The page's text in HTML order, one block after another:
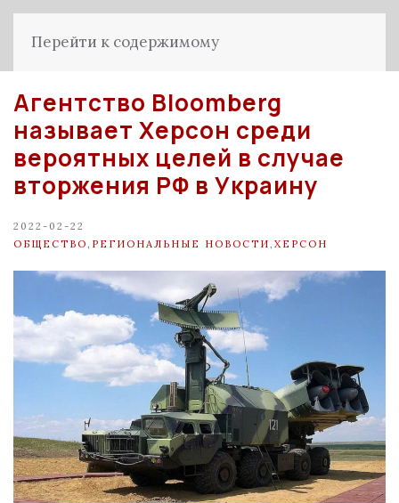
Перейти к содержимому
Агентство Bloomberg
называет Херсон среди
вероятных целей в случае
вторжения РФ в Украину
2022-02-22
ОБЩЕСТВО РЕГИОНАЛЬНЫЕ НОВОСТИ ХЕРСОН